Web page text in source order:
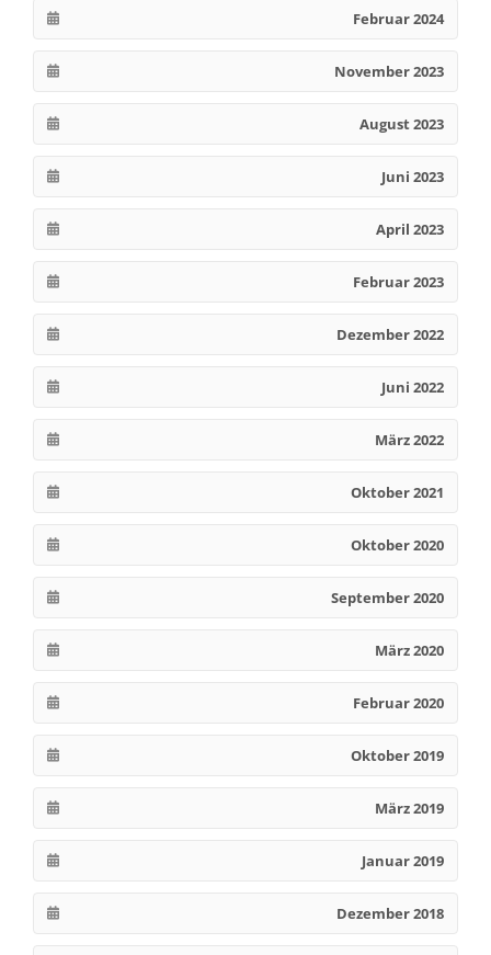
Februar 2024
November 2023
August 2023
Juni 2023
April 2023
Februar 2023
Dezember 2022
Juni 2022
März 2022
Oktober 2021
Oktober 2020
September 2020
März 2020
Februar 2020
Oktober 2019
März 2019
Januar 2019
Dezember 2018